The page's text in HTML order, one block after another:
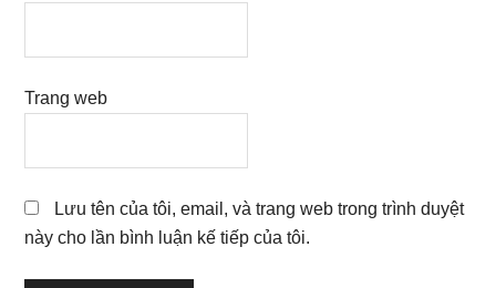
Trang web
Lưu tên của tôi, email, và trang web trong trình duyệt
này cho lần bình luận kế tiếp của tôi.